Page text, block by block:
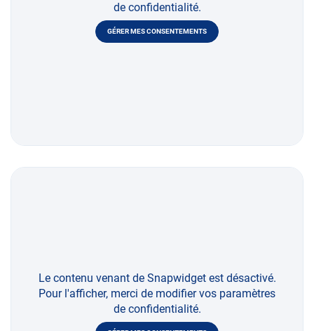
de confidentialité.
GÉRER MES CONSENTEMENTS
Le contenu venant de Snapwidget est désactivé.
Pour l'afficher, merci de modifier vos paramètres
de confidentialité.